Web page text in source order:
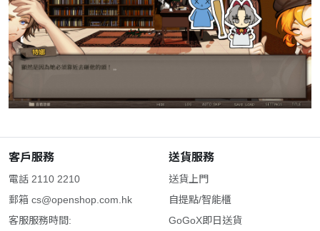
客戶服務
電話 2110 2210
郵箱 cs@openshop.com.hk
客服服務時間:
送貨服務
送貨上門
自提點/智能櫃
GoGoX即日送貨